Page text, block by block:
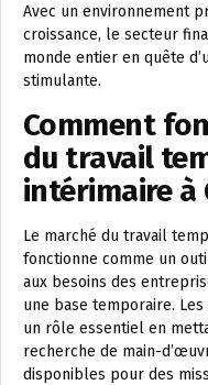
Avec un environnement
croissance, le secteur
monde entier en quête
stimulante.
Comment
du travail
intérimaire à
Le marché du travail
fonctionne comme un
aux besoins des
une base temporaire.
un rôle essentiel en
recherche de main-
disponibles pour des